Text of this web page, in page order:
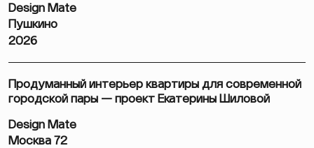
Design Mate
Пушкино
2026
Продуманный интерьер квартиры для современной
городской пары — проект Екатерины Шиловой
Design Mate
Москва 72